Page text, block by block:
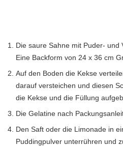
Die saure Sahne mit Puder- und
Eine Backform von 24 x 36 cm
Auf den Boden die Kekse
darauf versteichen und diesen
die Kekse und die Füllung
Die Gelatine nach
Den Saft oder die Limonade in
Puddingpulver unterrühren und